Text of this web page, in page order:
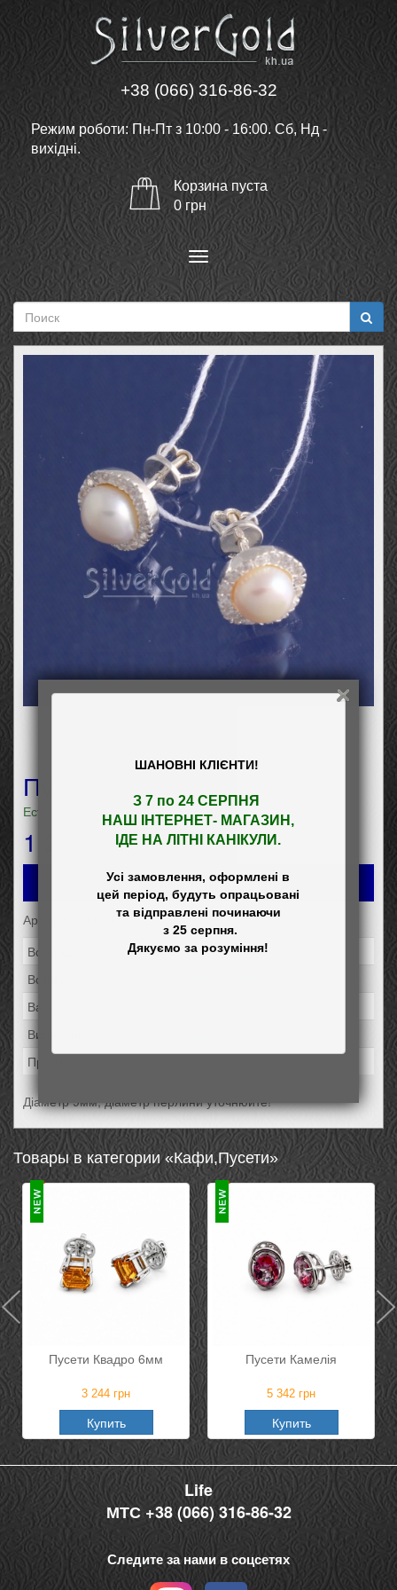
ШАНОВНІ КЛІЄНТИ!
З 7 по 24 СЕРПНЯ
НАШ
ІНТЕРНЕТ- МАГАЗИН ,
ІДЕ НА ЛІТНІ КАНІКУЛИ.
Усі замовлення, оформлені в
цей період, будуть опрацьовані
та відправлені починаючи
+38 (066) 316-86-32
Режим роботи: Пн-Пт з 10:00 - 16:00. Сб, Нд -
вихідні.
Корзина пуста
0 грн
Меню
Пусети Кіноа
Есть в наличии
1 269 грн
Добавить в заказ
Артикул: 20064
Вставка:
Фіаніт
Вставка:
Вага:
Виробник:
Проба:
Діаметр 9мм, діаметр перлини уточнюйте!
Товары в категории «Кафи,Пусети»
Пусети Квадро 6мм
3 244 грн
Купить
Пусети Камелія
5 342 грн
Купить
Life
МТС +38 (066) 316-86-32
Следите за нами в соцсетях